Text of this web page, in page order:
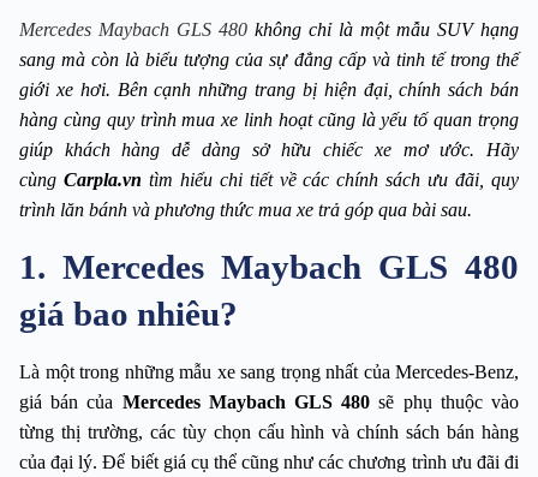
Mercedes Maybach GLS 480 không chỉ là một mẫu SUV hạng
sang mà còn là biểu tượng của sự đẳng cấp và tinh tế trong thế
giới xe hơi. Bên cạnh những trang bị hiện đại, chính sách bán
hàng cùng quy trình mua xe linh hoạt cũng là yếu tố quan trọng
giúp khách hàng dễ dàng sở hữu chiếc xe mơ ước. Hãy
cùng Carpla.vn tìm hiểu chi tiết về các chính sách ưu đãi, quy
trình lăn bánh và phương thức mua xe trả góp qua bài sau.
1. Mercedes Maybach GLS 480
giá bao nhiêu?
Là một trong những mẫu xe sang trọng nhất của Mercedes-Benz,
giá bán của Mercedes Maybach GLS 480 sẽ phụ thuộc vào
từng thị trường, các tùy chọn cấu hình và chính sách bán hàng
của đại lý. Để biết giá cụ thể cũng như các chương trình ưu đãi đi